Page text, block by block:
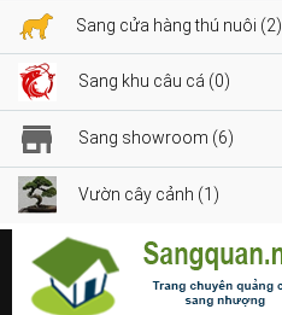
Sang cửa hàng thú nuôi (2)
Sang khu câu cá (0)
Sang showroom (6)
Vườn cây cảnh (1)